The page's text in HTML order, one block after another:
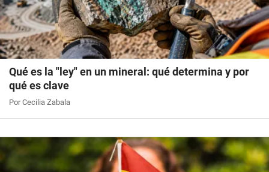
Qué es la "ley" en un mineral: qué determina y por
qué es clave
Por Cecilia Zabala